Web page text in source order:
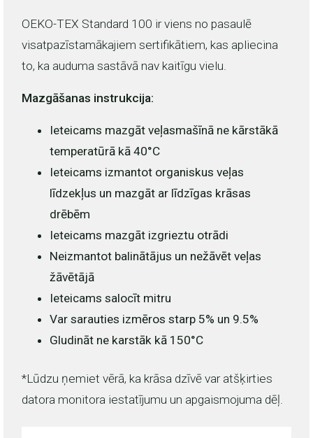
OEKO-TEX Standard 100 ir viens no pasaulē
visatpazīstamākajiem sertifikātiem, kas apliecina
to, ka auduma sastāvā nav kaitīgu vielu.
Mazgāšanas instrukcija:
Ieteicams mazgāt veļasmašīnā ne kārstākā
temperatūrā kā 40°C
Ieteicams izmantot organiskus veļas
līdzekļus un mazgāt ar līdzīgas krāsas
drēbēm
Ieteicams mazgāt izgrieztu otrādi
Neizmantot balinātājus un nežāvēt veļas
žāvētājā
Ieteicams salocīt mitru
Var sarauties izmēros starp 5% un 9.5%
Gludināt ne karstāk kā 150°C
*Lūdzu ņemiet vērā, ka krāsa dzīvē var atšķirties
datora monitora iestatījumu un apgaismojuma dēļ.